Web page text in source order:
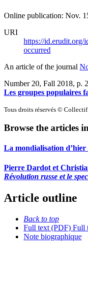
Online publication: Nov.
URI
https://id.erudit.org/
occurred
An article of the journal
Number 20, Fall 2018, p.
Les groupes populaires
Tous droits réservés ©
Browse the articles
La mondialisation
Pierre Dardot et
Révolution russe et le
Article outline
Back to top
Full text (PDF) Full
Note biographique